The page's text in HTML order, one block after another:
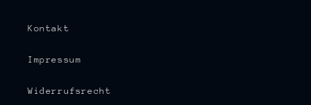
Kontakt
Impressum
Widerrufsrecht